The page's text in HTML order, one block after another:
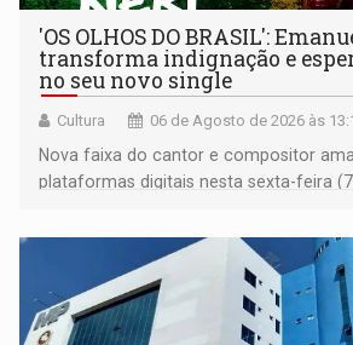
'OS OLHOS DO BRASIL':
transforma indignação e
no seu novo single
Cultura 06 de Agosto de 2026 às
Nova faixa do cantor e compositor
plataformas digitais nesta sexta-feira